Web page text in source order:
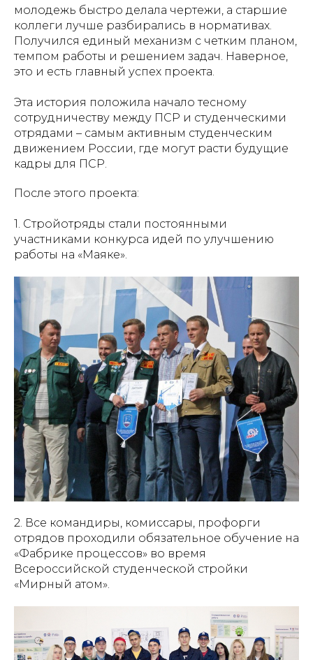
молодежь быстро делала чертежи, а старшие
коллеги лучше разбирались в нормативах.
Получился единый механизм с четким планом,
темпом работы и решением задач. Наверное,
это и есть главный успех проекта.
Эта история положила начало тесному
сотрудничеству между ПСР и студенческими
отрядами – самым активным студенческим
движением России, где могут расти будущие
кадры для ПСР.
После этого проекта:
1. Стройотряды стали постоянными
участниками конкурса идей по улучшению
работы на «Маяке».
2. Все командиры, комиссары, профорги
отрядов проходили обязательное обучение на
«Фабрике процессов» во время
Всероссийской студенческой стройки
«Мирный атом».